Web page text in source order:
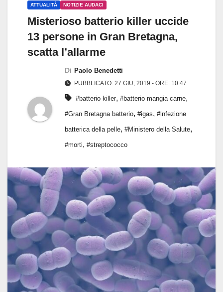
ATTUALITÀ NOTIZIE AUDACI
Misterioso batterio killer uccide
13 persone in Gran Bretagna,
scatta l’allarme
Di Paolo Benedetti
PUBBLICATO: 27 GIU, 2019 - ORE: 10:47
#batterio killer, #batterio mangia carne,
#Gran Bretagna batterio, #igas, #infezione
batterica della pelle, #Ministero della Salute,
#morti, #streptococco